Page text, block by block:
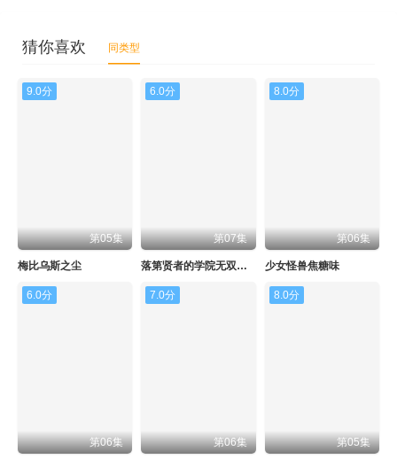
猜你喜欢 同类型
9.0分
第05集
梅比乌斯之尘
6.0分
第07集
落第贤者的学院无双第二回转生，S等级作弊魔术师冒险记
8.0分
第06集
少女怪兽焦糖味
6.0分
第06集
7.0分
第06集
8.0分
第05集